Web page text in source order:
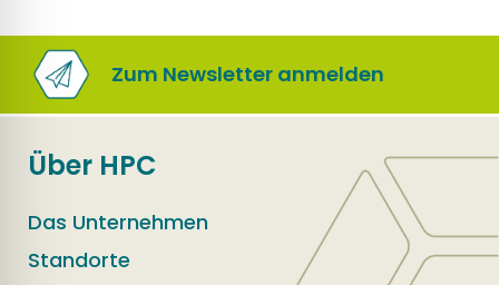
Zum Newsletter anmelden
Über HPC
Das Unternehmen
Standorte